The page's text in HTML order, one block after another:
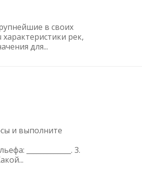
в своих
рек,
для...
и выполните
_____________. 3.